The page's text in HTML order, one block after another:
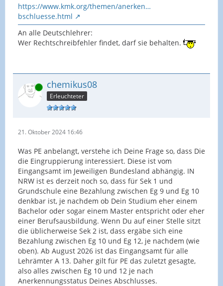
https://www.kmk.org/themen/anerken…
bschluesse.html
An alle Deutschlehrer:
Wer Rechtschreibfehler findet, darf sie behalten.
Online chemikus08
Erleuchteter
21. Oktober 2024 16:46
Was PE anbelangt, verstehe ich Deine Frage so, dass Die
die Eingruppierung interessiert. Diese ist vom
Eingangsamt im Jeweiligen Bundesland abhängig. IN
NRW ist es derzeit noch so, dass für Sek 1 und
Grundschule eine Bezahlung zwischen Eg 9 und Eg 10
denkbar ist, je nachdem ob Dein Studium eher einem
Bachelor oder sogar einem Master entspricht oder eher
einer Berufsausbildung. Wenn Du auf einer Stelle sitzt
die üblicherweise Sek 2 ist, dass ergäbe sich eine
Bezahlung zwischen Eg 10 und Eg 12, je nachdem (wie
oben). Ab August 2026 ist das Eingangsamt für alle
Lehrämter A 13. Daher gilt für PE das zuletzt gesagte,
also alles zwischen Eg 10 und 12 je nach
Anerkennungsstatus Deines Abschlusses.